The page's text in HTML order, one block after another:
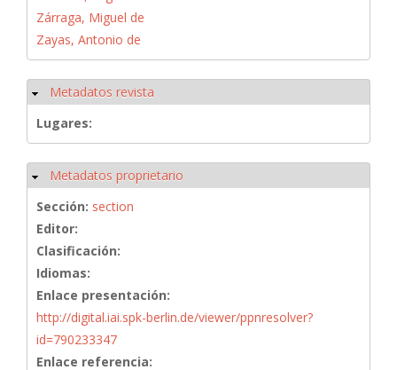
Zárraga, Miguel de
Zayas, Antonio de
Ocultar
Metadatos revista
Lugares:
Ocultar
Metadatos proprietario
Sección: section
Editor:
Clasificación:
Idiomas:
Enlace presentación:
http://digital.iai.spk-berlin.de/viewer/ppnresolver?
id=790233347
Enlace referencia: